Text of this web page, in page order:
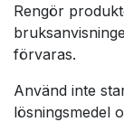
Rengör
förvaras.
Använd inte
lösningsmedel